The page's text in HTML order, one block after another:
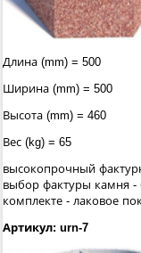
Длина (mm) = 500
Ширина (mm) = 500
Высота (mm) = 460
Вес (kg) = 65
высокопрочный
выбор фактуры камня -
комплекте - лаковое
Артикул: urn-7